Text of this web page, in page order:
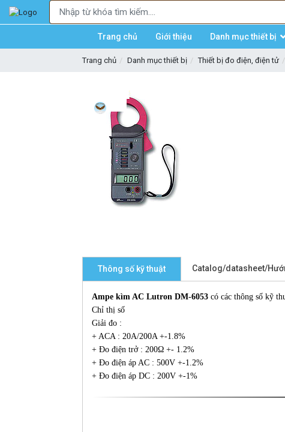
Trang chủ Giới thiệu Danh mục thiết bị
Trang chủ Danh mục thiết bị Thiết bị đo điện, điện tử
Thông số kỹ thuật Catalog/datasheet/
Ampe kìm AC Lutron DM-6053 có các thông số kỹ
Chỉ thị số
Giải đo :
+ ACA : 20A/200A +-1.8%
+ Đo điện trở : 200Ω +- 1.2%
+ Đo điện áp AC : 500V +-1.2%
+ Đo điện áp DC : 200V +-1%